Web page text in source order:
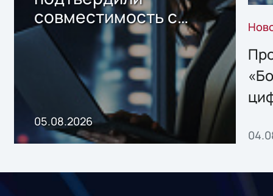
совместимость с
решением Sharx
Storage 2.x для
хранения данных
05.08.2026